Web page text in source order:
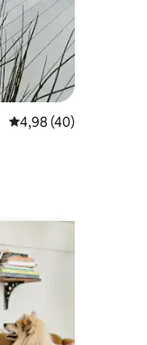
Durchschnittliche
4,98 (40)